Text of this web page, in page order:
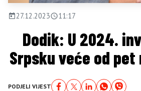
27.12.2023 11:17
Dodik: U 2024.
Srpsku veće od pet
PODJELI VIJEST